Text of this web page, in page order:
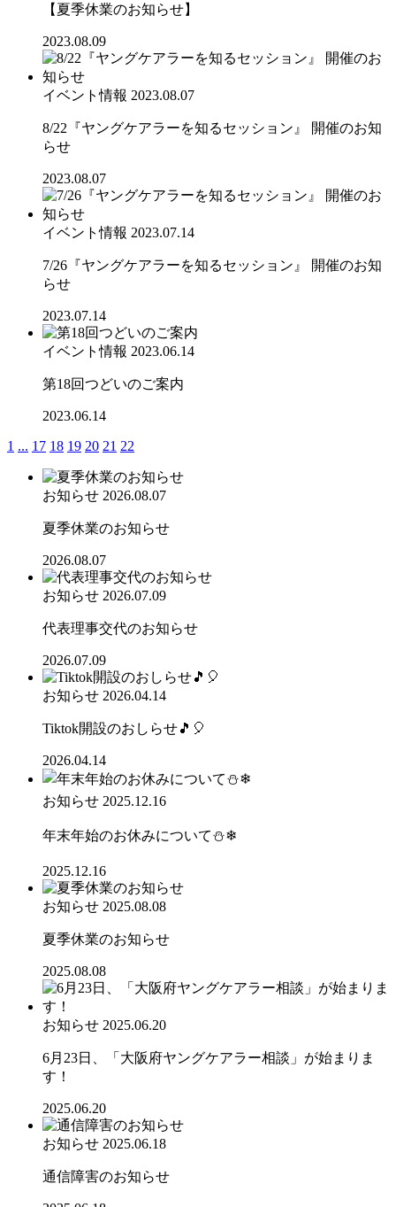
【夏季休業のお知らせ】
2023.08.09
イベント情報 2023.08.07
8/22『ヤングケアラーを知るセッション』 開催のお知
らせ
2023.08.07
イベント情報 2023.07.14
7/26『ヤングケアラーを知るセッション』 開催のお知
らせ
2023.07.14
イベント情報 2023.06.14
第18回つどいのご案内
2023.06.14
1 ... 17 18 19 20 21 22
お知らせ 2026.08.07
夏季休業のお知らせ
2026.08.07
お知らせ 2026.07.09
代表理事交代のお知らせ
2026.07.09
お知らせ 2026.04.14
Tiktok開設のおしらせ🎵🎈
2026.04.14
お知らせ 2025.12.16
年末年始のお休みについて⛄❄
2025.12.16
お知らせ 2025.08.08
夏季休業のお知らせ
2025.08.08
お知らせ 2025.06.20
6月23日、「大阪府ヤングケアラー相談」が始まりま
す！
2025.06.20
お知らせ 2025.06.18
通信障害のお知らせ